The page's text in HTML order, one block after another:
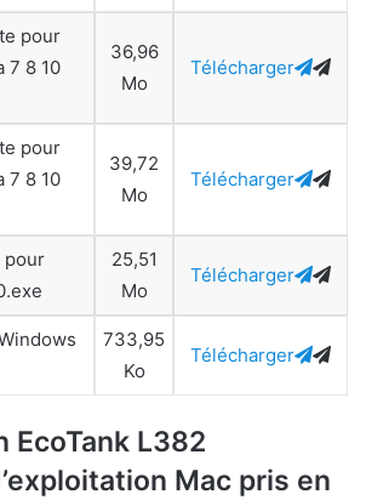
pour
7 8 10
36,96
Mo
Télécharger
pour
7 8 10
39,72
Mo
Télécharger
pour
25,51
Mo
Télécharger
733,95
Ko
Télécharger
EcoTank L382
Mac pris en